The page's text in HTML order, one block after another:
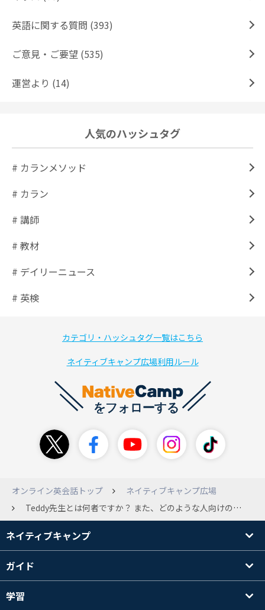
英語に関する質問 (393)
ご意見・ご要望 (535)
運営より (14)
人気のハッシュタグ
# カランメソッド
# カラン
# 講師
# 教材
# デイリーニュース
# 英検
カテゴリ・ハッシュタグ一覧はこちら
ネイティブキャンプ広場利用ルール
オンライン英会話トップ
ネイティブキャンプ広場
Teddy先生とは何者ですか？ また、どのような人向けの先生なのでしょうか？ 受講するメリットなどありましたら教えてくださると嬉しいです。 矢継ぎ早にすいません。&lt;(_ _)&gt;
ネイティブキャンプ
ガイド
学習